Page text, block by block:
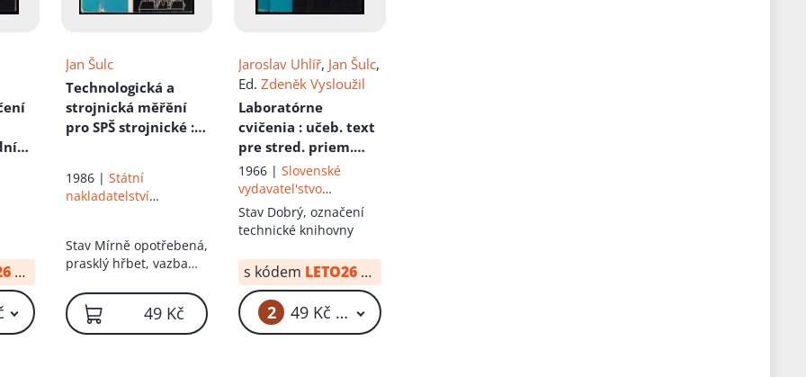
od: 10 Kč
Jan Šulc
Technologická a
strojnická měřění
pro SPŠ strojnické :
průmyslových škol
strojnických
1986 | Státní
nakladatelství
Stav Mírně opotřebená,
prasklý hřbet, vazba
neautorský podpis
49 Kč
Jaroslav Uhlíř, Jan Šulc,
Ed.Zdeněk Vysloužil
Laboratórne
cvičenia : učeb. text
pre stred. priem.
školy strojnícke
1966 |Slovenské
vydavatel'stvo
technickej literatúry
Stav Dobrý, označení
technické knihovny
s kódem LETO26 od:
2 49 Kč – 59 Kč